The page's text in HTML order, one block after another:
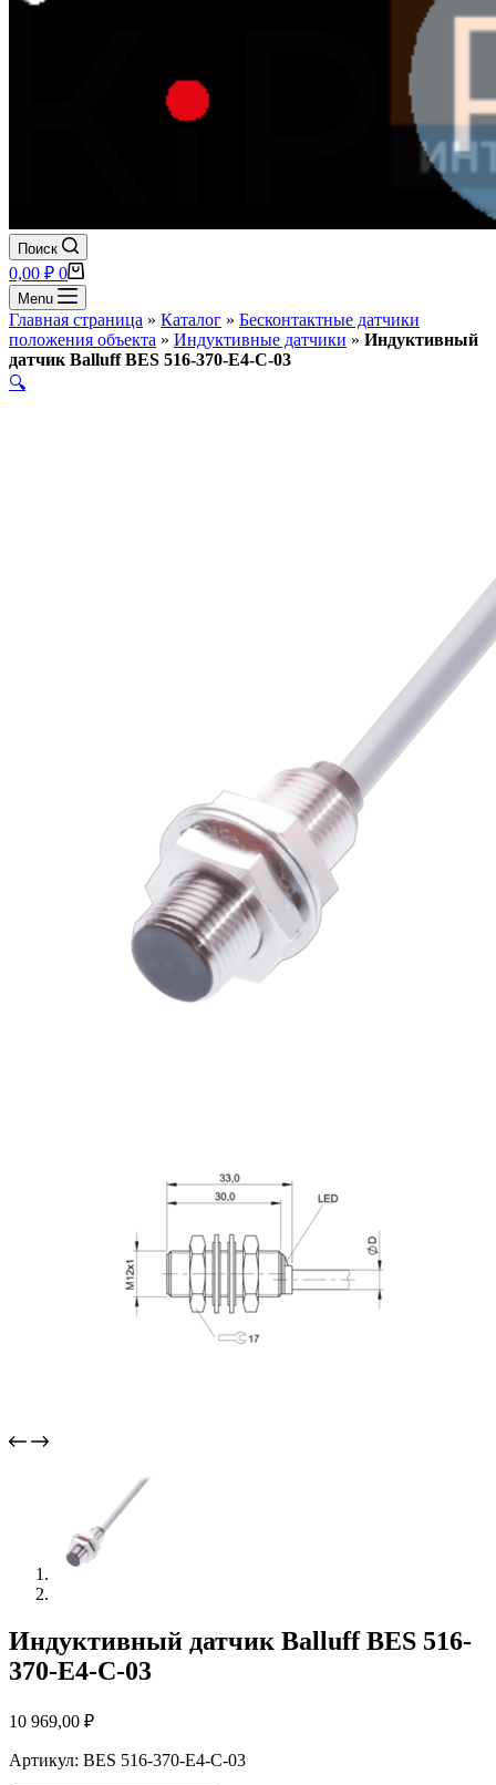
Поиск
Корзина
0,00 ₽ 0
Menu
Главная страница » Каталог » Бесконтактные датчики
положения объекта » Индуктивные датчики » Индуктивный
датчик Balluff BES 516-370-E4-C-03
🔍
Индуктивный датчик Balluff BES 516-
370-E4-C-03
10 969,00 ₽
Артикул: BES 516-370-E4-C-03